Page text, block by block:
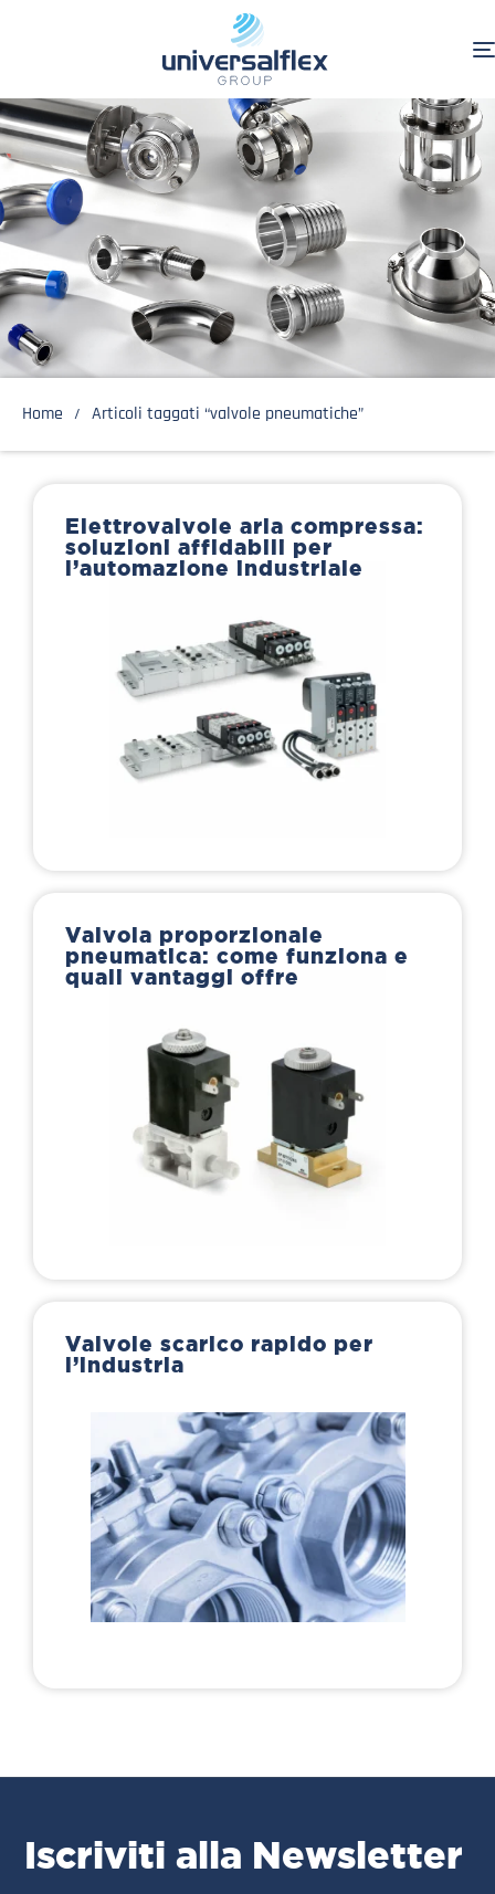
Home Articoli taggati “valvole pneumatiche”
Elettrovalvole aria compressa:
soluzioni affidabili per
l’automazione industriale
Valvola proporzionale
pneumatica: come funziona e
quali vantaggi offre
Valvole scarico rapido per
l’industria
Iscriviti alla Newsletter